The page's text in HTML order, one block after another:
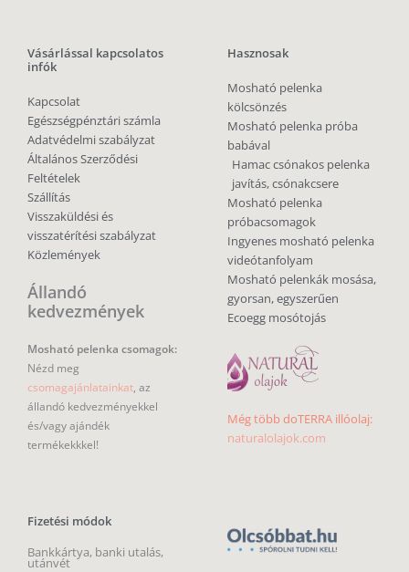
Vásárlással kapcsolatos
infók
Kapcsolat
Egészségpénztári számla
Adatvédelmi szabályzat
Általános Szerződési
Feltételek
Szállítás
Visszaküldési és
visszatérítési szabályzat
Közlemények
Állandó
kedvezmények
Mosható pelenka csomagok:
Nézd meg
csomagajánlatainkat, az
állandó kedvezményekkel
és/vagy ajándék
termékekkkel!
Fizetési módok
Bankkártya, banki utalás,
utánvét
Hasznosak
Mosható pelenka
kölcsönzés
Mosható pelenka próba
babával
Hamac csónakos pelenka
javítás, csónakcsere
Mosható pelenka
próbacsomagok
Ingyenes mosható pelenka
videótanfolyam
Mosható pelenkák mosása,
gyorsan, egyszerűen
Ecoegg mosótojás
Még több doTERRA illóolaj:
naturalolajok.com